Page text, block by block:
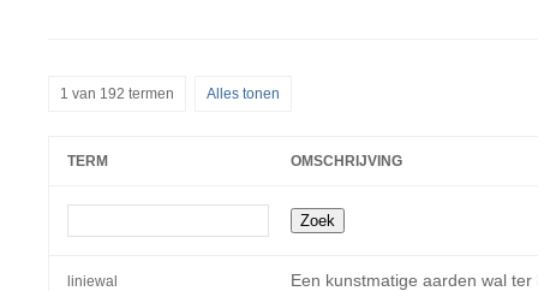
1 van 192 termen Alles tonen
TERM OMSCHRIJVING
liniewal
Een kunstmatige aarden wal